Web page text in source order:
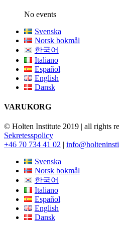
No events
Svenska
Norsk bokmål
한국어
Italiano
Español
English
Dansk
VARUKORG
© Holten Institute 2019 | all rights
Sekretesspolicy
+46 70 734 41 02 |
Svenska
Norsk bokmål
한국어
Italiano
Español
English
Dansk